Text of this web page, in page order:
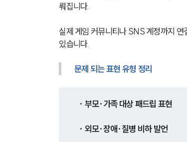
뤄집니다.
실제 게임 커뮤니티나 SNS 계정까지 연
있습니다.
문제 되는 표현 유형 정리
· 부모·가족 대상 패드립 표현
· 외모·장애·질병 비하 발언